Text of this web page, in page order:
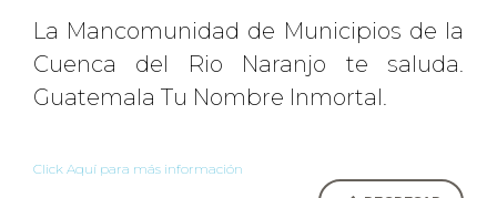
La Mancomunidad de Municipios de la
Cuenca del Rio Naranjo te saluda.
Guatemala Tu Nombre Inmortal.
Click Aquí para más información